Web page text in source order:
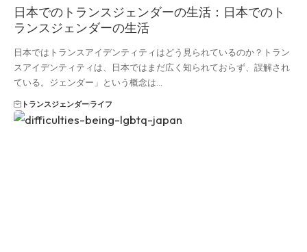
日本でのトランスジェンダーの生活：日本でのト
ランスジェンダーの生活
日本ではトランスアイデンティティはどう見られているのか？トラン
スアイデンティティは、日本ではまだ広く知られておらず、誤解され
ている。ジェンダー」という概念は...
トランスジェンダーライフ